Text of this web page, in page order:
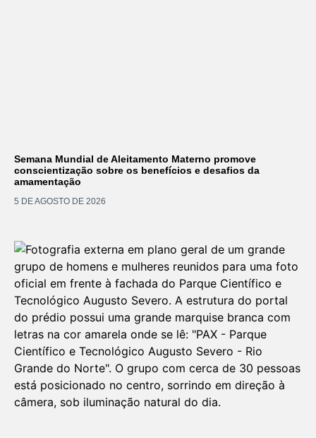
Semana Mundial de Aleitamento Materno promove
conscientização sobre os benefícios e desafios da
amamentação
5 DE AGOSTO DE 2026